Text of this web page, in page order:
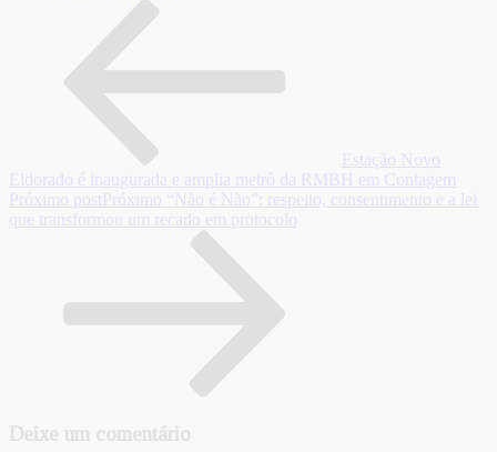
Estação Novo
Eldorado é inaugurada e amplia metrô da RMBH em Contagem
Próximo post Próximo “Não é Não”: respeito, consentimento e a lei
que transformou um recado em protocolo
Deixe um comentário